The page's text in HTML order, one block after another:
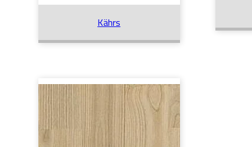
Kährs